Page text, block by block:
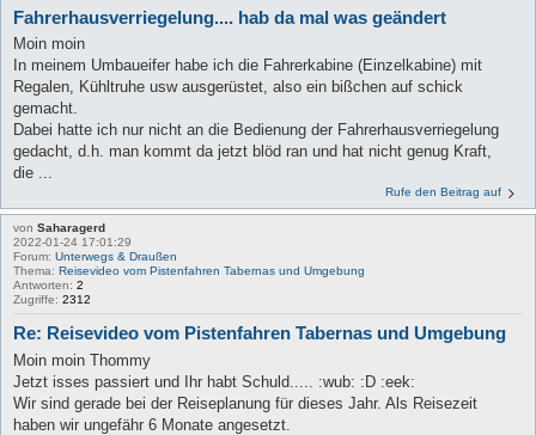
Fahrerhausverriegelung.... hab da mal was geändert
Moin moin
In meinem Umbaueifer habe ich die Fahrerkabine (Einzelkabine) mit
Regalen, Kühltruhe usw ausgerüstet, also ein bißchen auf schick
gemacht.
Dabei hatte ich nur nicht an die Bedienung der Fahrerhausverriegelung
gedacht, d.h. man kommt da jetzt blöd ran und hat nicht genug Kraft,
die ...
Rufe den Beitrag auf
von Saharagerd
2022-01-24 17:01:29
Forum: Unterwegs & Draußen
Thema: Reisevideo vom Pistenfahren Tabernas und Umgebung
Antworten: 2
Zugriffe: 2312
Re: Reisevideo vom Pistenfahren Tabernas und Umgebung
Moin moin Thommy
Jetzt isses passiert und Ihr habt Schuld..... :wub: :D :eek:
Wir sind gerade bei der Reiseplanung für dieses Jahr. Als Reisezeit
haben wir ungefähr 6 Monate angesetzt.